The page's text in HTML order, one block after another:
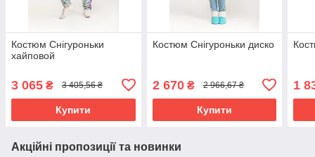
Костюм Снігуроньки
хайповой
3 065 ₴ 3 405,56 ₴
Купити
Костюм Снігуроньки диско
2 670₴ 2 966,67 ₴
Купити
1
Акційні пропозиції та новинки